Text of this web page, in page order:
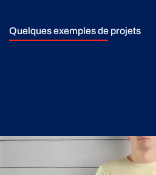
Quelques exemples de projets